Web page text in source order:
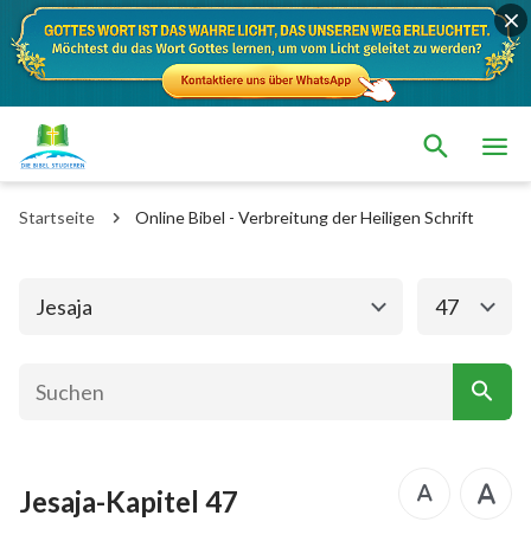
Startseite Online Bibel - Verbreitung der Heiligen Schrift
Jesaja
Das alte Testament Das neue Testament
1. Mose 2. Mose
5. Mose
1.Samuel
1. Chronik
47
Jesaja-Kapitel 47